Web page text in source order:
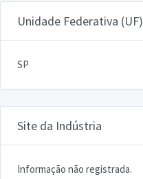
Unidade Federativa (UF)
SP
Site da Indústria
Informação não registrada.